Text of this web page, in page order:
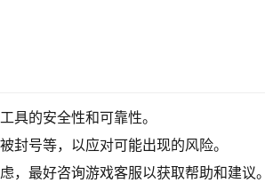
具的安全性和可靠性。
封号等，以应对可能出现的风险。
，最好咨询游戏客服以获取帮助和建议